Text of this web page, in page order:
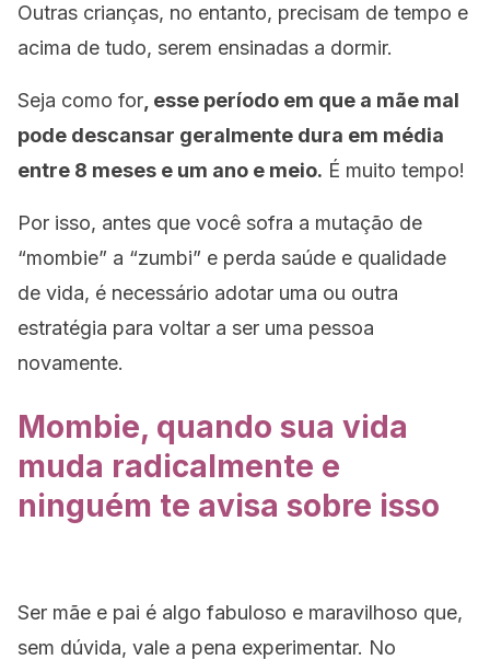
Outras crianças, no entanto, precisam de tempo e
acima de tudo, serem ensinadas a dormir.
Seja como for , esse período em que a mãe mal
pode descansar geralmente dura em média
entre 8 meses e um ano e meio. É muito tempo!
Por isso, antes que você sofra a mutação de
“mombie” a “zumbi” e perda saúde e qualidade
de vida, é necessário adotar uma ou outra
estratégia para voltar a ser uma pessoa
novamente.
Mombie, quando sua vida
muda radicalmente e
ninguém te avisa sobre isso
Ser mãe e pai é algo fabuloso e maravilhoso que,
sem dúvida, vale a pena experimentar. No